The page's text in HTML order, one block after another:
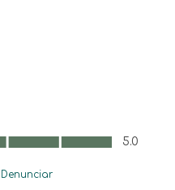
5.0
Denunciar